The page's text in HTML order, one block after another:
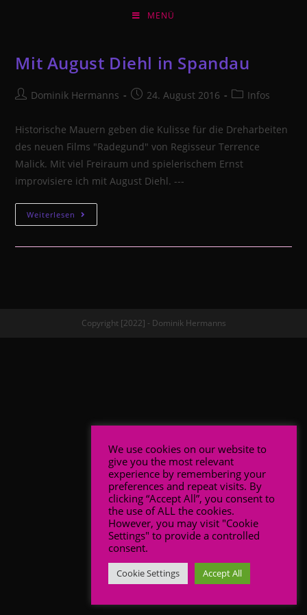
MENÜ
Mit August Diehl in Spandau
Beitrags-
Dominik Hermanns
Beitrag24. August 2016
Beitrags-
Infos
Historische Mauern geben die Kulisse für die Dreharbeiten
des neuen Films "Radegund" von Regisseur Terrence
Malick. Mit viel Freiraum und spielerischem Ernst
improvisiere ich mit August Diehl. ---
Weiterlesen
August
Diehl
Copyright [2022] - Dominik Hermanns
We use cookies on our website to
give you the most relevant
experience by remembering your
preferences and repeat visits. By
clicking “Accept All”, you consent to
the use of ALL the cookies.
However, you may visit "Cookie
Settings" to provide a controlled
consent.
Cookie Settings Accept All